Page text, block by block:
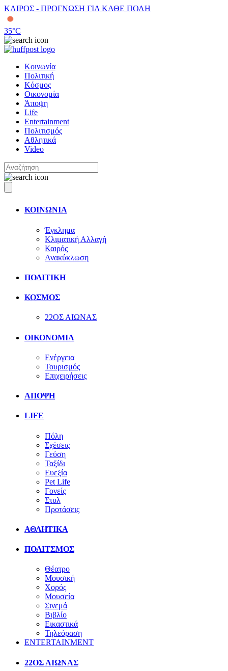
ΚΑΙΡΟΣ - ΠΡΟΓΝΩΣΗ ΓΙΑ ΚΑΘΕ ΠΟΛΗ
35°C
Κοινωνία
Πολιτική
Κόσμος
Οικονομία
Άποψη
Life
Entertainment
Πολιτισμός
Αθλητικά
Video
ΚΟΙΝΩΝΙΑ
Έγκλημα
Κλιματική Αλλαγή
Καιρός
Ανακύκλωση
ΠΟΛΙΤΙΚΗ
ΚΟΣΜΟΣ
22ΟΣ ΑΙΩΝΑΣ
ΟΙΚΟΝΟΜΙΑ
Ενέργεια
Τουρισμός
Επιχειρήσεις
ΑΠΟΨΗ
LIFE
Πόλη
Σχέσεις
Γεύση
Ταξίδι
Ευεξία
Pet Life
Γονείς
Στυλ
Προτάσεις
ΑΘΛΗΤΙΚΑ
ΠΟΛΙΤΣΜΟΣ
Θέατρο
Μουσική
Χορός
Μουσεία
Σινεμά
Βιβλίο
Εικαστικά
Τηλεόραση
ENTERTAINMENT
22ΟΣ ΑΙΩΝΑΣ